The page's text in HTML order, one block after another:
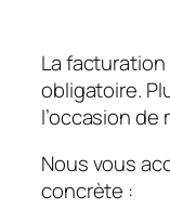
La
obligatoire.
l’occasion
Nous vous
concrète :